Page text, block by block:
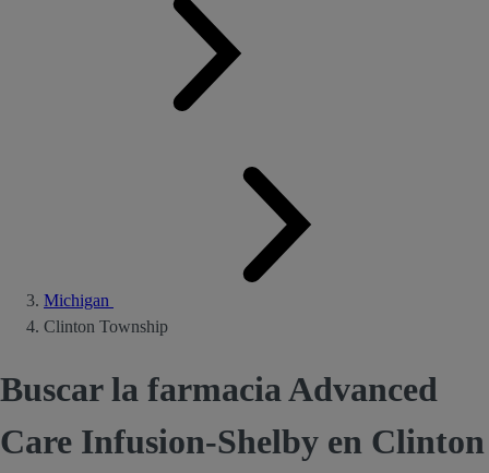
Michigan
Clinton Township
Buscar la farmacia Advanced
Care Infusion-Shelby en Clinton